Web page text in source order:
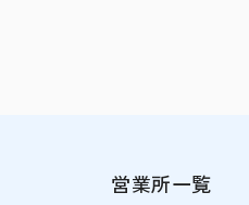
営業所一覧